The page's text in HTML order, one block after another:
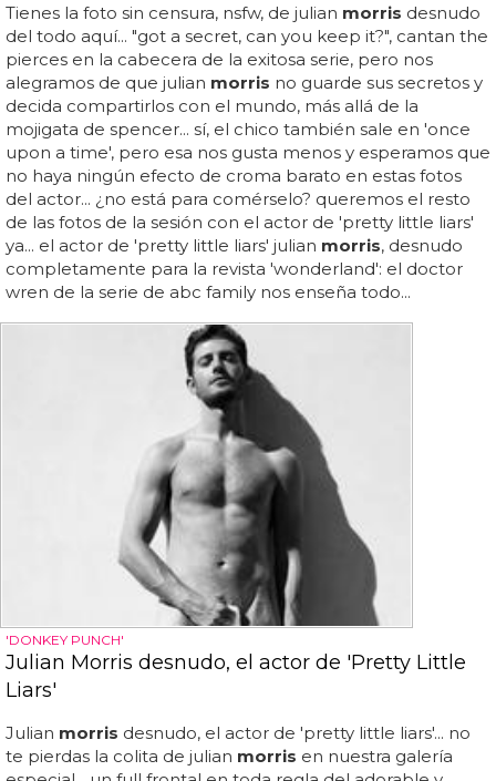
Tienes la foto sin censura, nsfw, de julian morris desnudo
del todo aquí... "got a secret, can you keep it?", cantan the
pierces en la cabecera de la exitosa serie, pero nos
alegramos de que julian morris no guarde sus secretos y
decida compartirlos con el mundo, más allá de la
mojigata de spencer... sí, el chico también sale en 'once
upon a time', pero esa nos gusta menos y esperamos que
no haya ningún efecto de croma barato en estas fotos
del actor... ¿no está para comérselo? queremos el resto
de las fotos de la sesión con el actor de 'pretty little liars'
ya... el actor de 'pretty little liars' julian morris, desnudo
completamente para la revista 'wonderland': el doctor
wren de la serie de abc family nos enseña todo...
'DONKEY PUNCH'
Julian Morris desnudo, el actor de 'Pretty Little
Liars'
Julian morris desnudo, el actor de 'pretty little liars'... no
te pierdas la colita de julian morris en nuestra galería